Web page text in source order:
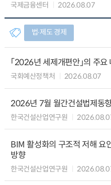
국제금융센터 2026.08.07
법∙제도 경제
「2026년 세제개편안」의 주요
국회예산정책처 2026.08.07
2026년 7월 월간건설법제동
한국건설산업연구원
BIM 활성화의 구조적 저해 요
방향
한국건설산업연구원